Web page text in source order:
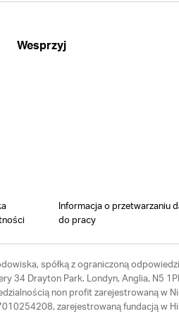
Wesprzyj
Informacja o przetwarzaniu
do pracy
spółką z ograniczoną
34 Drayton Park. Londyn, Anglia, N5
non profit zarejestrowaną w
zarejestrowaną fundacją w